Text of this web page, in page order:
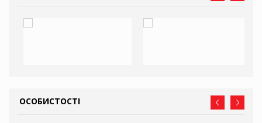
ОСОБИСТОСТІ